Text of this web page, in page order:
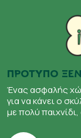
ΠΡΟΤΥΠΟ
Ένας ασφαλής
για να κάνει ο
με πολύ